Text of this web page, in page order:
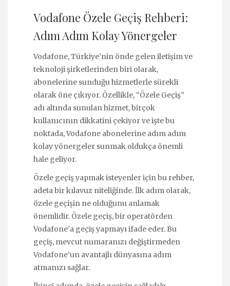
Vodafone Özele Geçiş Rehberi:
Adım Adım Kolay Yönergeler
Vodafone, Türkiye’nin önde gelen iletişim ve
teknoloji şirketlerinden biri olarak,
abonelerine sunduğu hizmetlerle sürekli
olarak öne çıkıyor. Özellikle, “Özele Geçiş”
adı altında sunulan hizmet, birçok
kullanıcının dikkatini çekiyor ve işte bu
noktada, Vodafone abonelerine adım adım
kolay yönergeler sunmak oldukça önemli
hale geliyor.
Özele geçiş yapmak isteyenler için bu rehber,
adeta bir kılavuz niteliğinde. İlk adım olarak,
özele geçişin ne olduğunu anlamak
önemlidir. Özele geçiş, bir operatörden
Vodafone’a geçiş yapmayı ifade eder. Bu
geçiş, mevcut numaranızı değiştirmeden
Vodafone’un avantajlı dünyasına adım
atmanızı sağlar.